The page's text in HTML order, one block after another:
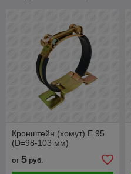
Кронштейн (хомут) E 95
(D=98-103 мм)
от 5 руб.